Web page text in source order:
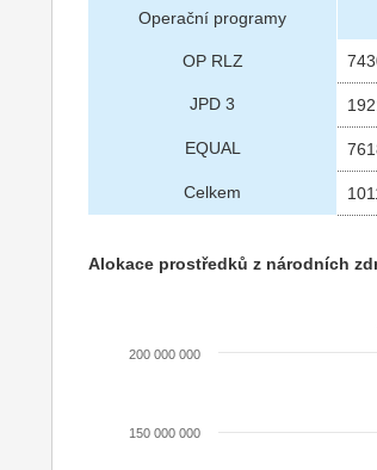
Operační programy
OP RLZ
JPD 3
EQUAL
Celkem
Alokace prostředků z národních
150 000 000
200 000 000